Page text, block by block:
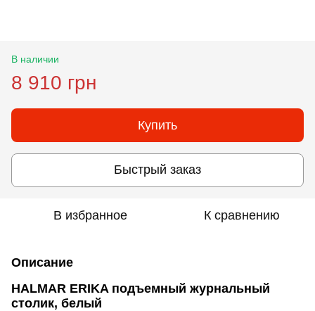
В наличии
8 910 грн
Купить
Быстрый заказ
В избранное К сравнению
Описание
HALMAR ERIKA подъемный журнальный
столик, белый